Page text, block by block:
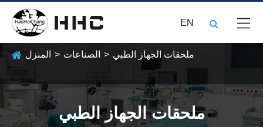
EN
المنزل الصناعات ملحقات الجهاز الطبي
ملحقات الجهاز الطبي